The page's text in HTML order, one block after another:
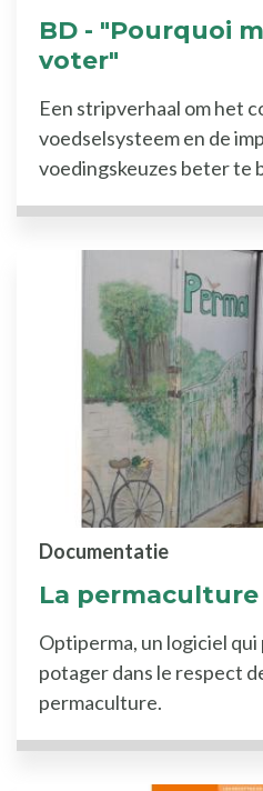
BD - "Pourquoi
voter"
Een stripverhaal om het
voedselsysteem en de
voedingskeuzes beter te
La
Documentatie
Optiperma, un logiciel
potager dans le respect
permaculture.